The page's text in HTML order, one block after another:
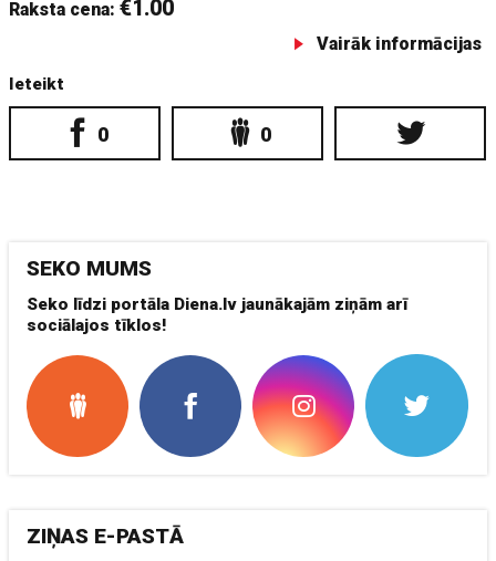
Raksta cena:€1.00
Vairāk informācijas
Ieteikt
0 0
SEKO MUMS
Seko līdzi portāla Diena.lv jaunākajām ziņām arī
sociālajos tīklos!
ZIŅAS E-PASTĀ